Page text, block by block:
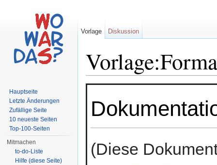
(Diese
Vorlage Diskussion
Hauptseite
Letzte Änderungen
Zufällige Seite
10 neueste Seiten
Top-100-Seiten
Mitmachen
to-do-Liste
Hilfe (diese Seite)